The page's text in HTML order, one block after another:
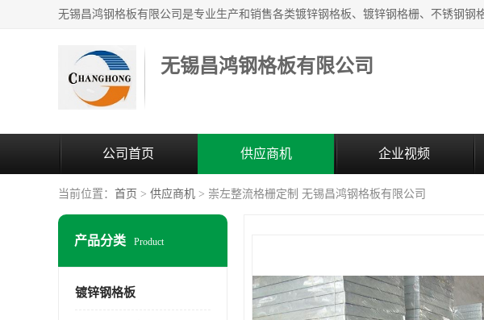
无锡昌鸿钢格板有限公司
公司首页 供应商机 企业视频
当前位置： 首页 > 供应商机 > 崇左整流格栅定制 无锡昌鸿钢格板有限公司
产品分类 Product
镀锌钢格板